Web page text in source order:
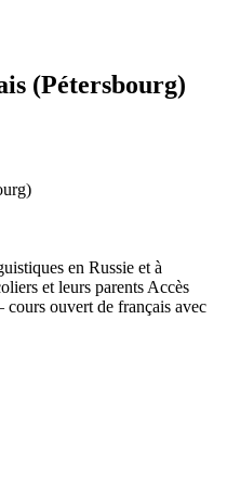
(Pétersbourg)
en Russie et à
et leurs parents Accès
ouvert de français avec